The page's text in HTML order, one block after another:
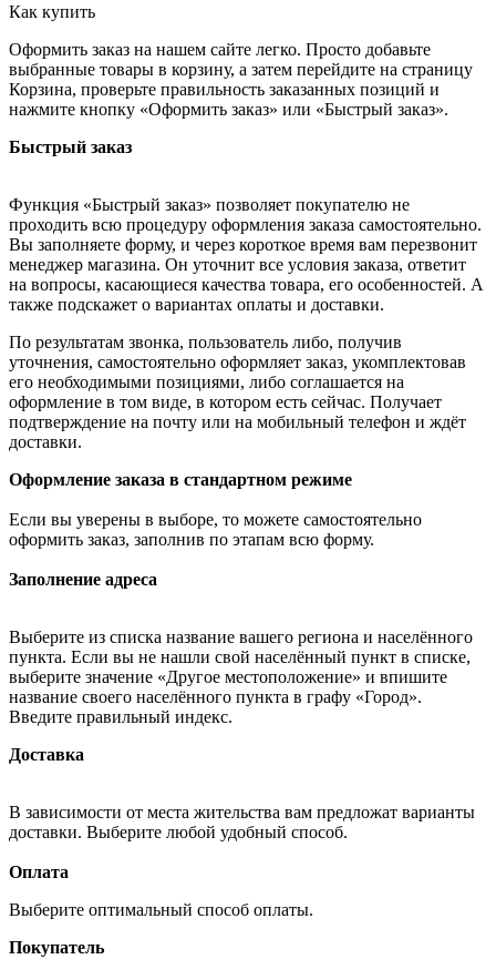
Как купить
Оформить заказ на нашем сайте легко. Просто добавьте
выбранные товары в корзину, а затем перейдите на страницу
Корзина, проверьте правильность заказанных позиций и
нажмите кнопку «Оформить заказ» или «Быстрый заказ».
Быстрый заказ
Функция «Быстрый заказ» позволяет покупателю не
проходить всю процедуру оформления заказа самостоятельно.
Вы заполняете форму, и через короткое время вам перезвонит
менеджер магазина. Он уточнит все условия заказа, ответит
на вопросы, касающиеся качества товара, его особенностей. А
также подскажет о вариантах оплаты и доставки.
По результатам звонка, пользователь либо, получив
уточнения, самостоятельно оформляет заказ, укомплектовав
его необходимыми позициями, либо соглашается на
оформление в том виде, в котором есть сейчас. Получает
подтверждение на почту или на мобильный телефон и ждёт
доставки.
Оформление заказа в стандартном режиме
Если вы уверены в выборе, то можете самостоятельно
оформить заказ, заполнив по этапам всю форму.
Заполнение адреса
Выберите из списка название вашего региона и населённого
пункта. Если вы не нашли свой населённый пункт в списке,
выберите значение «Другое местоположение» и впишите
название своего населённого пункта в графу «Город».
Введите правильный индекс.
Доставка
В зависимости от места жительства вам предложат варианты
доставки. Выберите любой удобный способ.
Оплата
Выберите оптимальный способ оплаты.
Покупатель